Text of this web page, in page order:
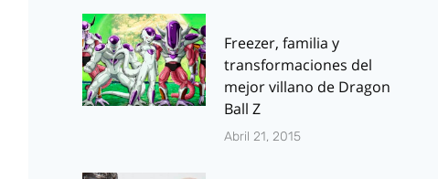
Freezer, familia y
transformaciones del
mejor villano de Dragon
Ball Z
Abril 21, 2015